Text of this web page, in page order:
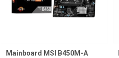
Mainboard MSI B450M-A